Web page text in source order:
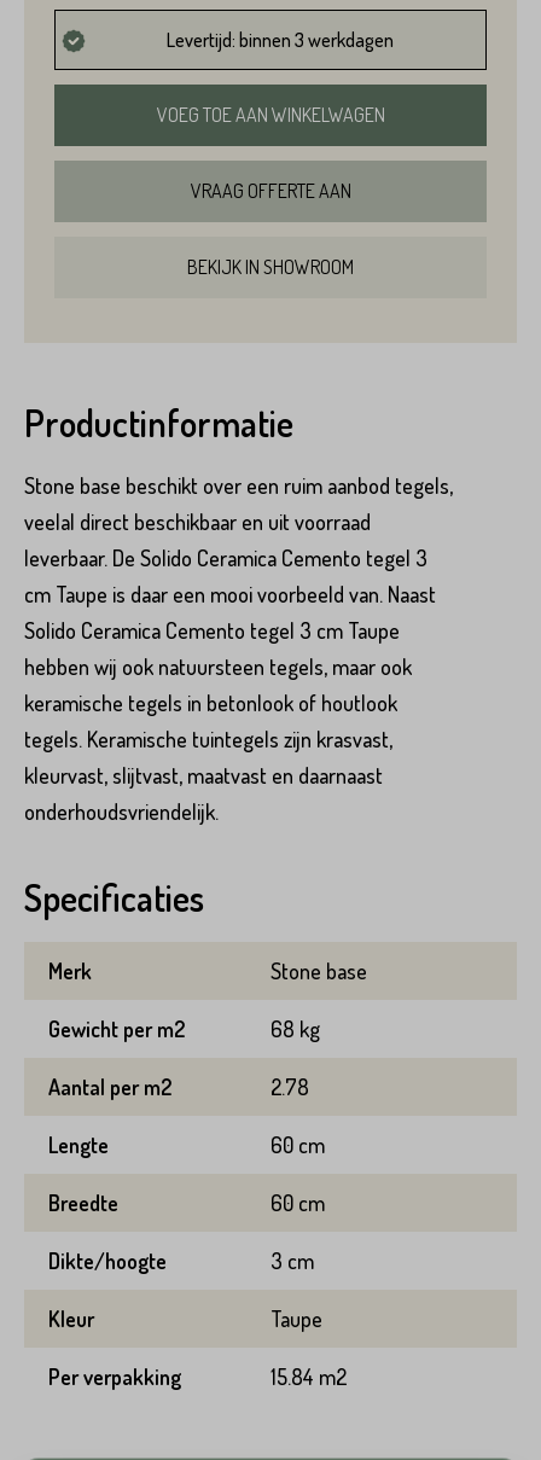
Levertijd: binnen 3 werkdagen
VOEG TOE AAN WINKELWAGEN
VRAAG OFFERTE AAN
BEKIJK IN SHOWROOM
Productinformatie
Stone base beschikt over een ruim aanbod tegels,
veelal direct beschikbaar en uit voorraad
leverbaar. De Solido Ceramica Cemento tegel 3
cm Taupe is daar een mooi voorbeeld van. Naast
Solido Ceramica Cemento tegel 3 cm Taupe
hebben wij ook natuursteen tegels, maar ook
keramische tegels in betonlook of houtlook
tegels. Keramische tuintegels zijn krasvast,
kleurvast, slijtvast, maatvast en daarnaast
onderhoudsvriendelijk.
Specificaties
Merk Stone base
Gewicht per m2 68 kg
Aantal per m2 2.78
Lengte 60 cm
Breedte 60 cm
Dikte/hoogte 3 cm
Kleur Taupe
Per verpakking 15.84 m2
Variant*
Hoeveel m2heeft u nodig?*